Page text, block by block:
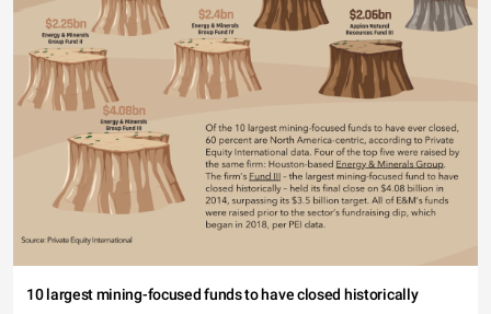
10 largest mining-focused funds to have closed historically